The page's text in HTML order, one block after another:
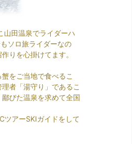
山田温泉でライダーハ
ソロ旅ライダーなの
りを心掛けてます。
をご当地で食べるこ
者「湯守り」であるこ
びた温泉を求めて全国
ツアーSKIガイドをして